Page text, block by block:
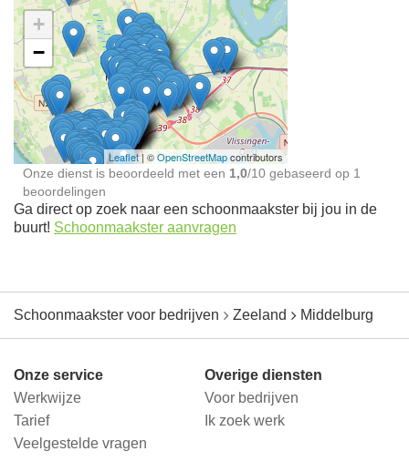
Ontdek meer ervaringen
Schoonmaakster bij
jou in de buurt
+
−
Leaflet| ©OpenStreetMapcontributors
Onze dienst is beoordeeld met een 1,0/10 gebaseerd op 1
beoordelingen
Ga direct op zoek naar een schoonmaakster bij jou in de
buurt! Schoonmaakster aanvragen
Schoonmaakster voor bedrijven Zeeland Middelburg
Onze service
Werkwijze
Tarief
Veelgestelde vragen
Overige diensten
Voor bedrijven
Ik zoek werk